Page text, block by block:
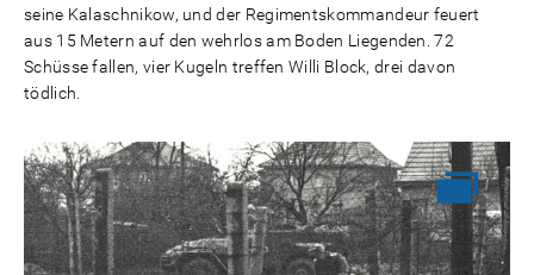
seine Kalaschnikow, und der Regimentskommandeur feuert
aus 15 Metern auf den wehrlos am Boden Liegenden. 72
Schüsse fallen, vier Kugeln treffen Willi Block, drei davon
tödlich.